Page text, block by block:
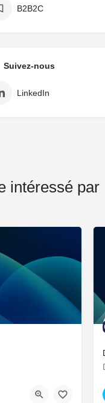
B2B2C
Suivez-nous
LinkedIn
intéressé par
France